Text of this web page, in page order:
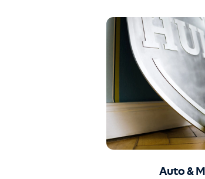
Auto &